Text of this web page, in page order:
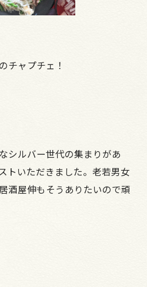
チャプチェ！
シルバー世代の集まりがあ
トいただきました。老若男女
酒屋伸もそうありたいので頑